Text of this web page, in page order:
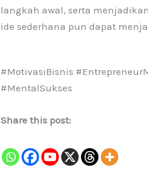
langkah awal, serta
ide sederhana pun dapat
#MotivasiBisnis
#MentalSukses
Share this post: